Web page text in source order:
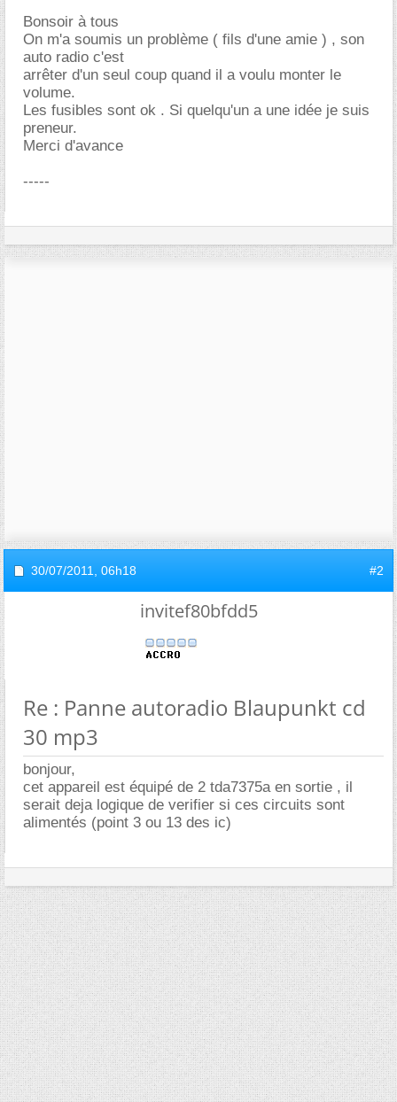
Bonsoir à tous
On m'a soumis un problème ( fils d'une amie ) , son
auto radio c'est
arrêter d'un seul coup quand il a voulu monter le
volume.
Les fusibles sont ok . Si quelqu'un a une idée je suis
preneur.
Merci d'avance
-----
30/07/2011, 06h18 #2
invitef80bfdd5
Re : Panne autoradio Blaupunkt cd
30 mp3
bonjour,
cet appareil est équipé de 2 tda7375a en sortie , il
serait deja logique de verifier si ces circuits sont
alimentés (point 3 ou 13 des ic)